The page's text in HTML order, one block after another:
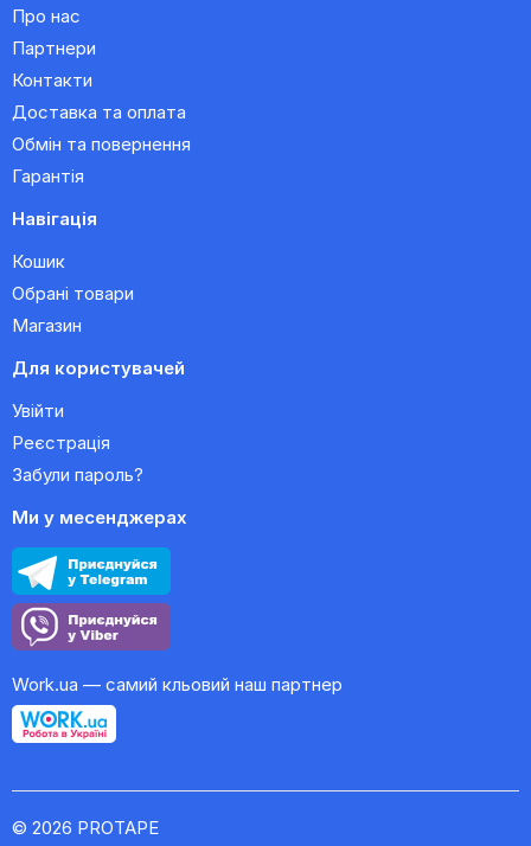
Про нас
Партнери
Контакти
Доставка та оплата
Обмін та повернення
Гарантія
Навігація
Кошик
Обрані товари
Магазин
Для користувачей
Увійти
Реєстрація
Забули пароль?
Ми у месенджерах
Work.ua — самий кльовий наш партнер
© 2026 PROTAPE